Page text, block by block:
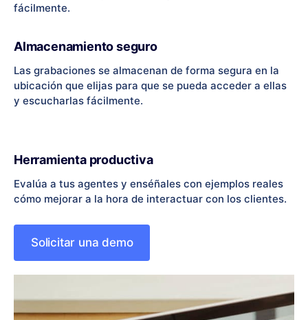
fácilmente.
Almacenamiento seguro
Las grabaciones se almacenan de forma segura en la
ubicación que elijas para que se pueda acceder a ellas
y escucharlas fácilmente.
Herramienta productiva
Evalúa a tus agentes y enséñales con ejemplos reales
cómo mejorar a la hora de interactuar con los clientes.
Solicitar una demo